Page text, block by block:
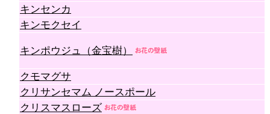
キンセンカ
キンモクセイ
キンポウジュ（金宝樹）
クモマグサ
クリサンセマム ノースポール
クリスマスローズ